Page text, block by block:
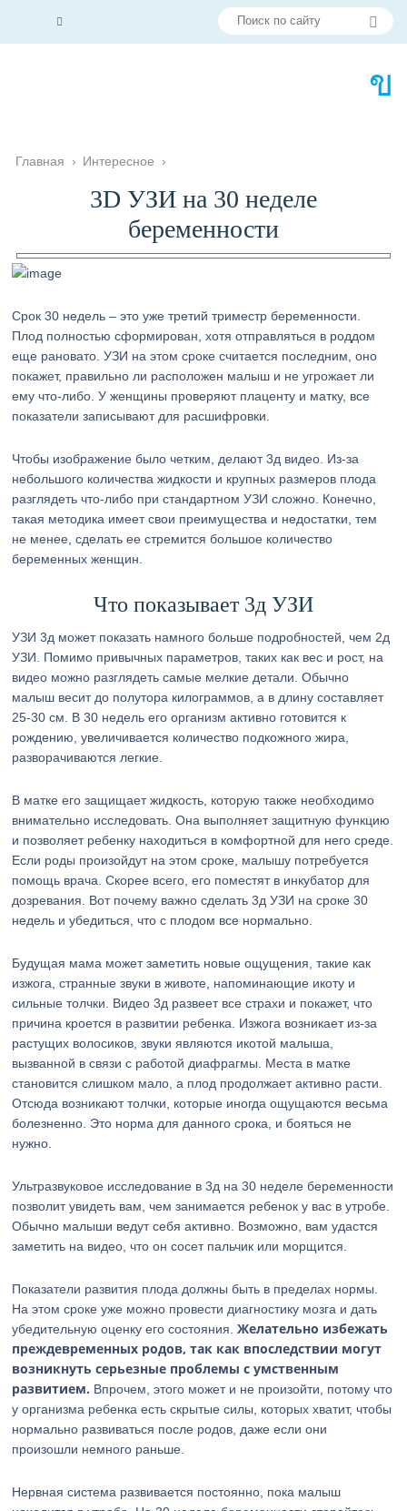
Главная › Интересное ›
3D УЗИ на 30 неделе
беременности
Срок 30 недель – это уже третий триместр беременности.
Плод полностью сформирован, хотя отправляться в роддом
еще рановато. УЗИ на этом сроке считается последним, оно
покажет, правильно ли расположен малыш и не угрожает ли
ему что-либо. У женщины проверяют плаценту и матку, все
показатели записывают для расшифровки.
Чтобы изображение было четким, делают 3д видео. Из-за
небольшого количества жидкости и крупных размеров плода
разглядеть что-либо при стандартном УЗИ сложно. Конечно,
такая методика имеет свои преимущества и недостатки, тем
не менее, сделать ее стремится большое количество
беременных женщин.
Что показывает 3д УЗИ
УЗИ 3д может показать намного больше подробностей, чем 2д
УЗИ. Помимо привычных параметров, таких как вес и рост, на
видео можно разглядеть самые мелкие детали. Обычно
малыш весит до полутора килограммов, а в длину составляет
25-30 см. В 30 недель его организм активно готовится к
рождению, увеличивается количество подкожного жира,
разворачиваются легкие.
В матке его защищает жидкость, которую также необходимо
внимательно исследовать. Она выполняет защитную функцию
и позволяет ребенку находиться в комфортной для него среде.
Если роды произойдут на этом сроке, малышу потребуется
помощь врача. Скорее всего, его поместят в инкубатор для
дозревания. Вот почему важно сделать 3д УЗИ на сроке 30
недель и убедиться, что с плодом все нормально.
Будущая мама может заметить новые ощущения, такие как
изжога, странные звуки в животе, напоминающие икоту и
сильные толчки. Видео 3д развеет все страхи и покажет, что
причина кроется в развитии ребенка. Изжога возникает из-за
растущих волосиков, звуки являются икотой малыша,
вызванной в связи с работой диафрагмы. Места в матке
становится слишком мало, а плод продолжает активно расти.
Отсюда возникают толчки, которые иногда ощущаются весьма
болезненно. Это норма для данного срока, и бояться не
нужно.
Ультразвуковое исследование в 3д на 30 неделе беременности
позволит увидеть вам, чем занимается ребенок у вас в утробе.
Обычно малыши ведут себя активно. Возможно, вам удастся
заметить на видео, что он сосет пальчик или морщится.
Показатели развития плода должны быть в пределах нормы.
На этом сроке уже можно провести диагностику мозга и дать
убедительную оценку его состояния.Желательно избежать
преждевременных родов, так как впоследствии могут
возникнуть серьезные проблемы с умственным
развитием. Впрочем, этого может и не произойти, потому что
у организма ребенка есть скрытые силы, которых хватит, чтобы
нормально развиваться после родов, даже если они
произошли немного раньше.
Нервная система развивается постоянно, пока малыш